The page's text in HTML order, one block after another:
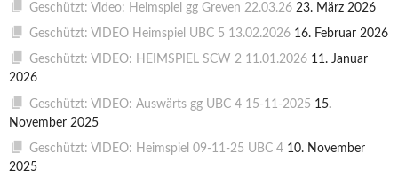
Geschützt: Video: Heimspiel gg Greven 22.03.26 23. März 2026
Geschützt: VIDEO Heimspiel UBC 5 13.02.2026 16. Februar 2026
Geschützt: VIDEO: HEIMSPIEL SCW 2 11.01.2026 11. Januar
2026
Geschützt: VIDEO: Auswärts gg UBC 4 15-11-2025 15.
November 2025
Geschützt: VIDEO: Heimspiel 09-11-25 UBC 4 10. November
2025